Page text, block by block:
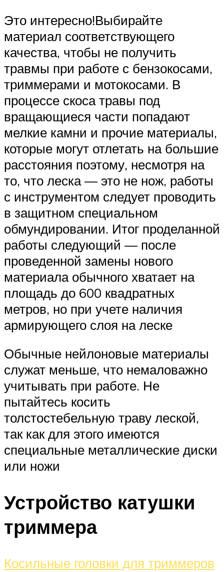
Это интересно!Выбирайте
материал соответствующего
качества, чтобы не получить
травмы при работе с бензокосами,
триммерами и мотокосами. В
процессе скоса травы под
вращающиеся части попадают
мелкие камни и прочие материалы,
которые могут отлетать на большие
расстояния поэтому, несмотря на
то, что леска — это не нож, работы
с инструментом следует проводить
в защитном специальном
обмундировании. Итог проделанной
работы следующий — после
проведенной замены нового
материала обычного хватает на
площадь до 600 квадратных
метров, но при учете наличия
армирующего слоя на леске
Обычные нейлоновые материалы
служат меньше, что немаловажно
учитывать при работе. Не
пытайтесь косить
толстостебельную траву леской,
так как для этого имеются
специальные металлические диски
или ножи
Устройство катушки
триммера
Косильные головки для триммеров